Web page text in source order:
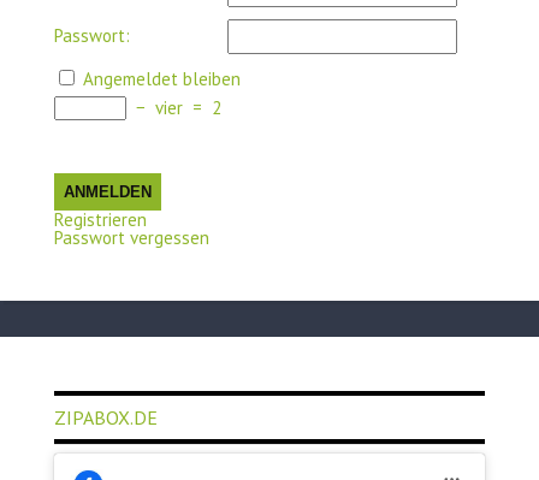
Passwort:
Angemeldet bleiben
− vier = 2
ANMELDEN
Registrieren
Passwort vergessen
ZIPABOX.DE